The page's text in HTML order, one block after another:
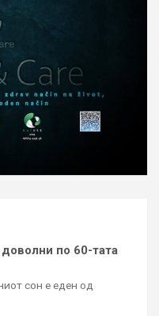
по 60-тата
сон е еден од